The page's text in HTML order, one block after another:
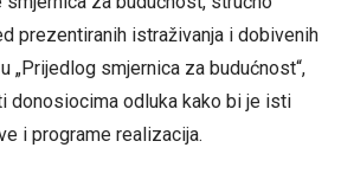
prezentiranih istraživanja i dobivenih
„Prijedlog smjernica za budućnost“,
donosiocima odluka kako bi je isti
i programe realizacija.